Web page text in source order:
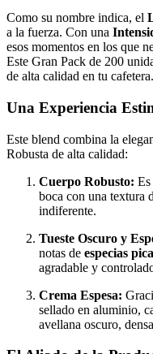
Como su nombre indica, el
a la fuerza. Con una
esos momentos en los que
Este Gran Pack de 200
de alta calidad en tu cafetera.
Una Experiencia
Este blend combina la
Robusta de alta calidad:
Cuerpo Robusto:
boca con una textura
indiferente.
Tueste Oscuro y
notas de especias
agradable y
Crema Espesa:
sellado en aluminio,
avellana oscuro,